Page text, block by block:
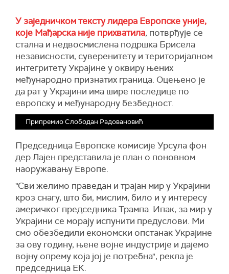
У заједничком тексту лидера Европске уније,
које Мађарска није прихватила, потврђује се
стална и недвосмислена подршка Брисела
независности, суверенитету и територијалном
интегритету Украјине у оквиру њених
међународно признатих граница. Оцењено је
да рат у Украјини има шире последице по
европску и међународну безбедност.
Припремио Слободан Радовановић
Председница Европске комисије Урсула фон
дер Лајен представила је план о поновном
наоружавању Европе.
''Сви желимо праведан и трајан мир у Украјини
кроз снагу, што би, мислим, било и у интересу
америчког председника Трампа. Ипак, за мир у
Украјини се морају испунити предуслови. Ми
смо обезбедили економски опстанак Украјине
за ову годину, њене војне индустрије и дајемо
војну опрему која јој је потребна", рекла је
председница ЕК.